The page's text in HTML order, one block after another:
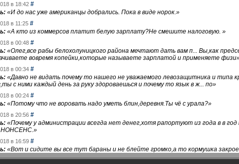
в 18:42 #
«И до нас уже американцы добрались. Пока в виде норок.»
в 11:25 #
«А кто из коммерсов платит белую зарплату?Не смешите налоговую. »
в 00:48 #
«Олег,все рабы белохолуницкого района мечтают дать вам п... Вы,как
вовремя копейки,которые называете зарплатой и применяете физи
в 00:34 #
«Давно не видать почему то нашего не уважаемого левозащитника и
с ними каждый день за руку здороваешься и почему то язык в ж... по»
в 00:24 #
«Потому что не воровать надо уметь блин,деревня.Ты чё с урала?»
в 20:56 #
«Почему у администрации всегда нет денег,хотя рапортуют из года в в
»
в 16:59 #
«Вот и сидите вы все тут бараны и не блейте громко,а то кормушка